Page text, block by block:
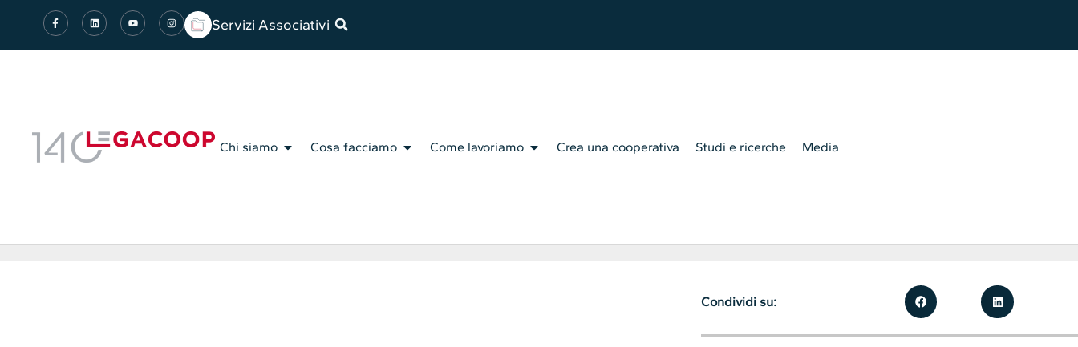
Servizi Associativi
Chi siamo Cosa facciamo Come lavoriamo Crea una cooperativa Studi e ricerche Media
Condividi su: